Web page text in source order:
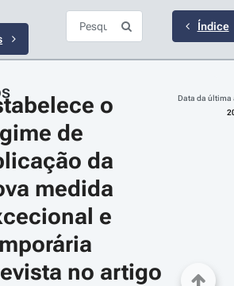
Índice
baixo para abrir o calendário; Use as
o
de
da
medida
e
no artigo
Data da última